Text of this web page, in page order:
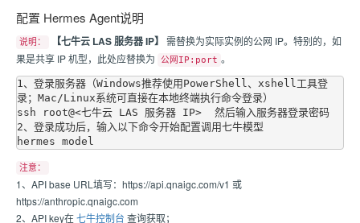
配置 Hermes Agent说明
说明： 【七牛云 LAS 服务器 IP】 需替换为实际实例的公网 IP。特别的，如
果是共享 IP 机型，此处应替换为
公网IP:port 。
1、登录服务器（Windows推荐使用PowerShell、xshell工具登
录；Mac/Linux系统可直接在本地终端执行命令登录）
ssh root@<七牛云 LAS 服务器 IP>  然后输入服务器登录密码
2、登录成功后，输入以下命令开始配置调用七牛模型
注意：
1、API base URL填写：https://api.qnaigc.com/v1 或
https://anthropic.qnaigc.com
2、API key在七牛控制台 查询获取；